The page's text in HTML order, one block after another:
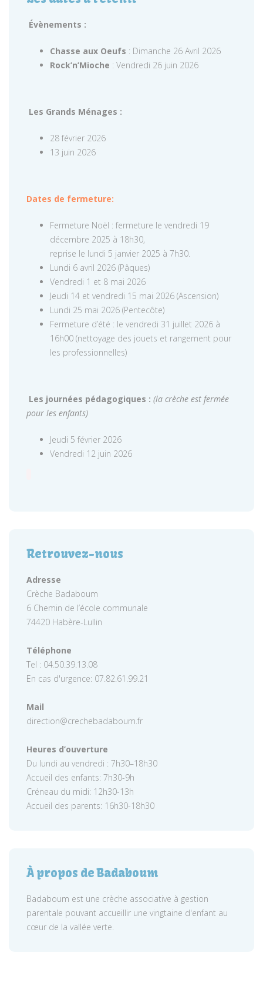
Évènements :
Chasse aux Oeufs : Dimanche 26 Avril 2026
Rock’n’Mioche : Vendredi 26 juin 2026
Les Grands Ménages :
28 février 2026
13 juin 2026
Dates de fermeture:
Fermeture Noël : fermeture le vendredi 19
décembre 2025 à 18h30,
reprise le lundi 5 janvier 2025 à 7h30.
Lundi 6 avril 2026 (Pâques)
Vendredi 1 et 8 mai 2026
Jeudi 14 et vendredi 15 mai 2026 (Ascension)
Lundi 25 mai 2026 (Pentecôte)
Fermeture d’été : le vendredi 31 juillet 2026 à
16h00 (nettoyage des jouets et rangement pour
les professionnelles)
Les journées pédagogiques : (la crèche est fermée
pour les enfants)
Jeudi 5 février 2026
Vendredi 12 juin 2026
Retrouvez-nous
Adresse
Crèche Badaboum
6 Chemin de l’école communale
74420 Habère-Lullin
Téléphone
Tel : 04.50.39.13.08
En cas d'urgence: 07.82.61.99.21
Mail
direction@crechebadaboum.fr
Heures d’ouverture
Du lundi au vendredi : 7h30–18h30
Accueil des enfants: 7h30-9h
Créneau du midi: 12h30-13h
Accueil des parents: 16h30-18h30
À propos de Badaboum
Badaboum est une crèche associative à gestion
parentale pouvant accueillir une vingtaine d'enfant au
cœur de la vallée verte.